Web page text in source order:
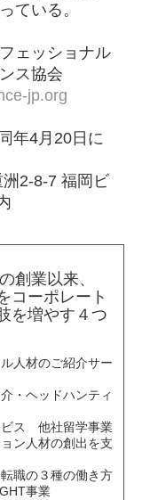
ている。
ェッショナル
ス協会
jp.org
年4月20日に
2-8-7 福岡ビ
創業以来、
コーポレート
を増やす４つ
人材のご紹介サー
・ヘッドハンティ
ビス 他社留学事業
ン人材の創出を支
職の３種の働き方
事業